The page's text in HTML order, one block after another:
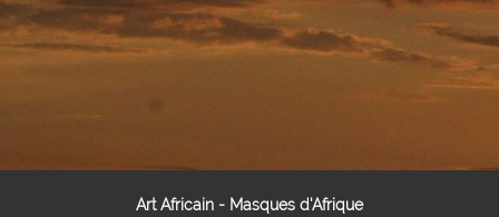
Art Africain - Masques d'Afrique